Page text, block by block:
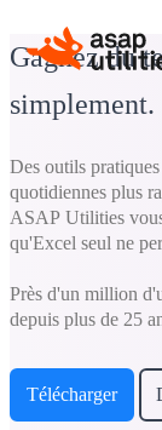
Gagnez du
simplement.
Des outils
quotidiennes plus
ASAP Utilities
qu'Excel seul ne
Près d'un million
depuis plus de 25
Télécharger